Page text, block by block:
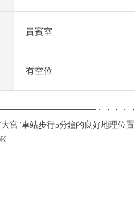
貴賓室
有空位
・・・・・
宮"車站步行5分鐘的良好地理位置